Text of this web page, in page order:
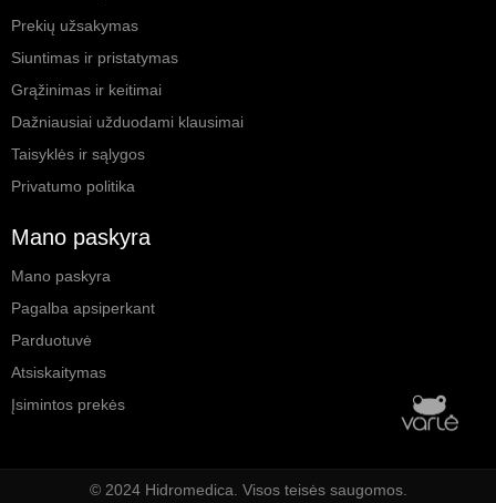
Prekių užsakymas
Siuntimas ir pristatymas
Grąžinimas ir keitimai
Dažniausiai užduodami klausimai
Taisyklės ir sąlygos
Privatumo politika
Mano paskyra
Mano paskyra
Pagalba apsiperkant
Parduotuvė
Atsiskaitymas
Įsimintos prekės
© 2024 Hidromedica. Visos teisės saugomos.